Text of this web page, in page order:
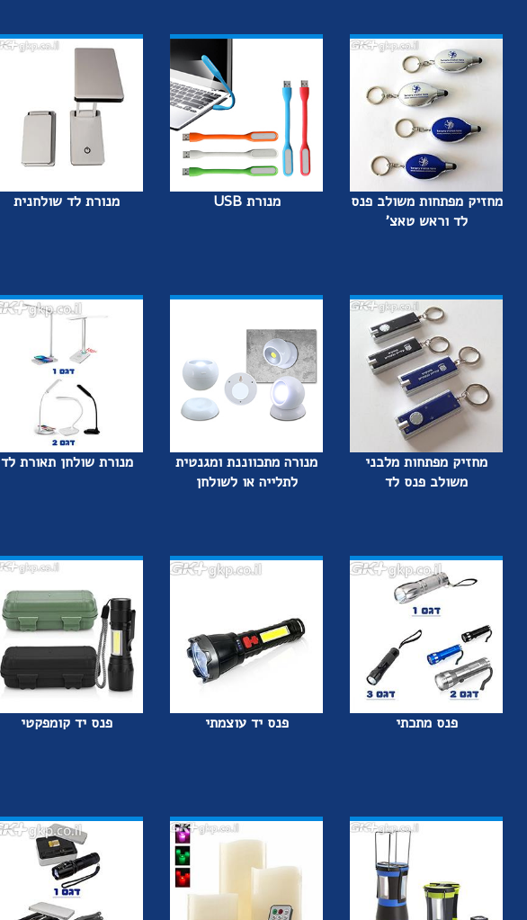
מחזיק מפתחות משולב פנס
לד וראש טאצ'
מנורת USB מנורת לד שולחנית
מחזיק מפתחות מלבני
משולב פנס לד
מנורה מתכווננת ומגנטית
לתלייה או לשולחן
מנורת שולחן תאורת לד
פנס מתכתי פנס יד עוצמתי פנס יד קומפקטי